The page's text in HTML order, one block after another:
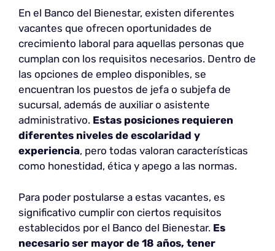
En el Banco del Bienestar, existen diferentes
vacantes que ofrecen oportunidades de
crecimiento laboral para aquellas personas que
cumplan con los requisitos necesarios. Dentro de
las opciones de empleo disponibles, se
encuentran los puestos de jefa o subjefa de
sucursal, además de auxiliar o asistente
administrativo. Estas posiciones requieren
diferentes niveles de escolaridad y
experiencia, pero todas valoran características
como honestidad, ética y apego a las normas.
Para poder postularse a estas vacantes, es
significativo cumplir con ciertos requisitos
establecidos por el Banco del Bienestar. Es
necesario ser mayor de 18 años, tener